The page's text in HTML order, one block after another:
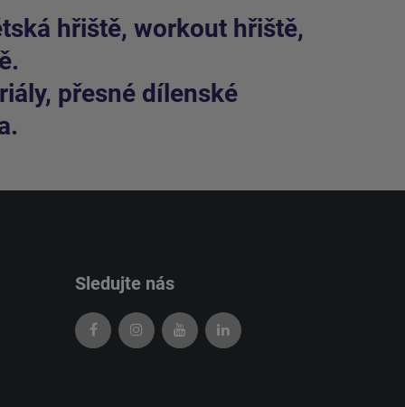
hřiště, workout hřiště,
přesné dílenské
Sledujte nás